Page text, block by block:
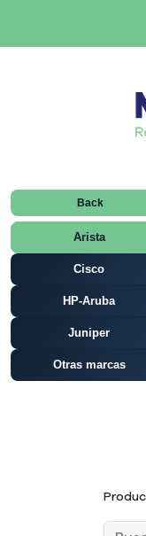
Back
Arista
Cisco
HP-Aruba
Juniper
Otras marcas